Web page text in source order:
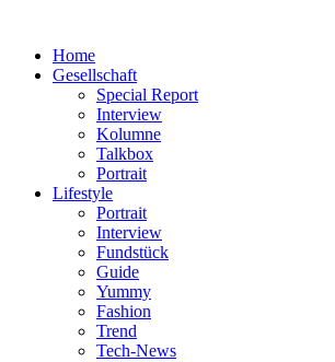
Home
Gesellschaft
Special Report
Interview
Kolumne
Talkbox
Portrait
Lifestyle
Portrait
Interview
Fundstück
Guide
Yummy
Fashion
Trend
Tech-News